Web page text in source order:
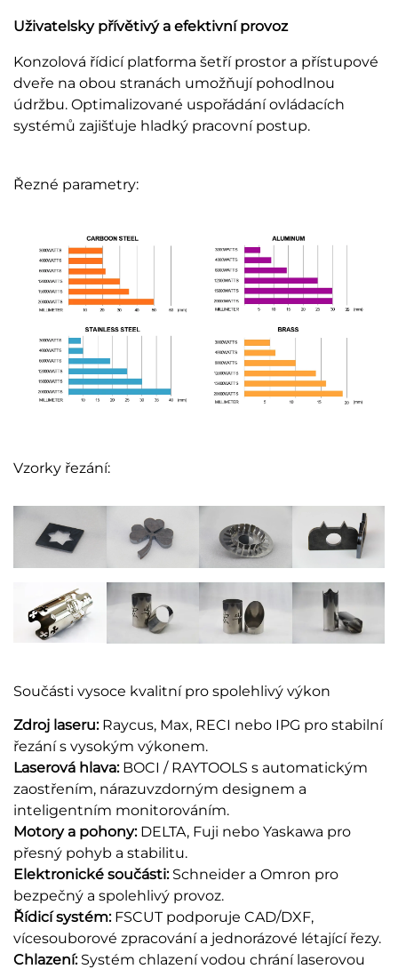
Uživatelsky přívětivý a efektivní provoz
Konzolová řídicí platforma šetří prostor a přístupové
dveře na obou stranách umožňují pohodlnou
údržbu. Optimalizované uspořádání ovládacích
systémů zajišťuje hladký pracovní postup.
Řezné parametry:
Vzorky řezání:
Součásti vysoce kvalitní pro spolehlivý výkon
Zdroj laseru: Raycus, Max, RECI nebo IPG pro stabilní
řezání s vysokým výkonem.
Laserová hlava: BOCI / RAYTOOLS s automatickým
zaostřením, nárazuvzdorným designem a
inteligentním monitorováním.
Motory a pohony: DELTA, Fuji nebo Yaskawa pro
přesný pohyb a stabilitu.
Elektronické součásti: Schneider a Omron pro
bezpečný a spolehlivý provoz.
Řídicí systém: FSCUT podporuje CAD/DXF,
vícesouborové zpracování a jednorázové létající řezy.
Chlazení: Systém chlazení vodou chrání laserovou